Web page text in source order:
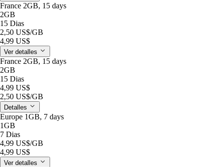
France 2GB, 15 days
2GB
15 Dias
2,50 US$/GB
4,99 US$
Ver detalles
France 2GB, 15 days
2GB
15 Dias
4,99 US$
2,50 US$/GB
Detalles
Europe 1GB, 7 days
1GB
7 Dias
4,99 US$/GB
4,99 US$
Ver detalles